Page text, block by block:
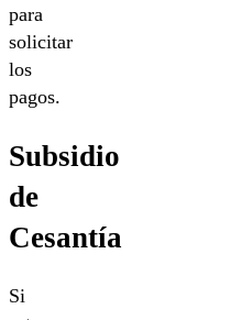
para
solicitar
los
pagos.
Subsidio
de
Cesantía
Si